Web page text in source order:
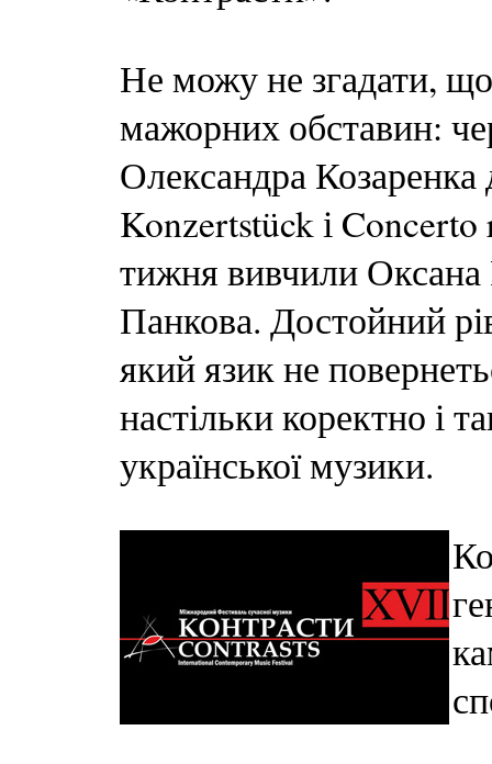
Не можу не згадати,
мажорних обставин:
Олександра Козаренка
Konzertstück і
тижня вивчили Оксана
Панкова. Достойний
який язик не
настільки коректно і
української музики.